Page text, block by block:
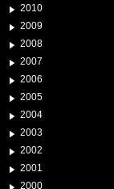
2010
2009
2008
2007
2006
2005
2004
2003
2002
2001
2000